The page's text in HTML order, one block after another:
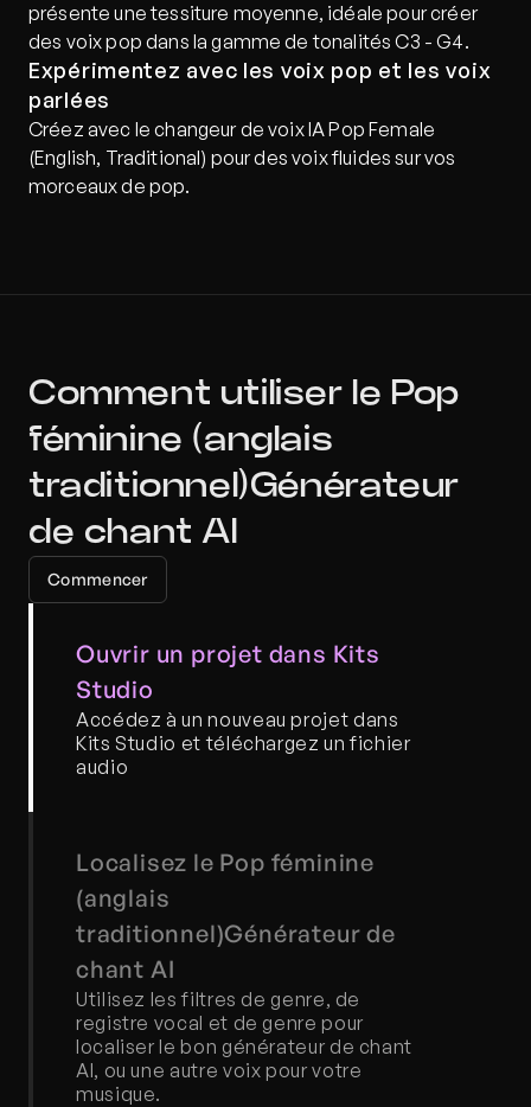
présente une tessiture moyenne, idéale pour créer
des voix pop dans la gamme de tonalités C3 - G4.
Expérimentez avec les voix pop et les voix
parlées
Créez avec le changeur de voix IA Pop Female
(English, Traditional) pour des voix fluides sur vos
morceaux de pop.
Comment utiliser le Pop
féminine (anglais
traditionnel)Générateur
de chant AI
Commencer
Ouvrir un projet dans Kits
Studio
Accédez à un nouveau projet dans
Kits Studio et téléchargez un fichier
audio
Localisez le Pop féminine
(anglais
traditionnel)Générateur de
chant AI
Utilisez les filtres de genre, de
registre vocal et de genre pour
localiser le bon générateur de chant
AI, ou une autre voix pour votre
musique.